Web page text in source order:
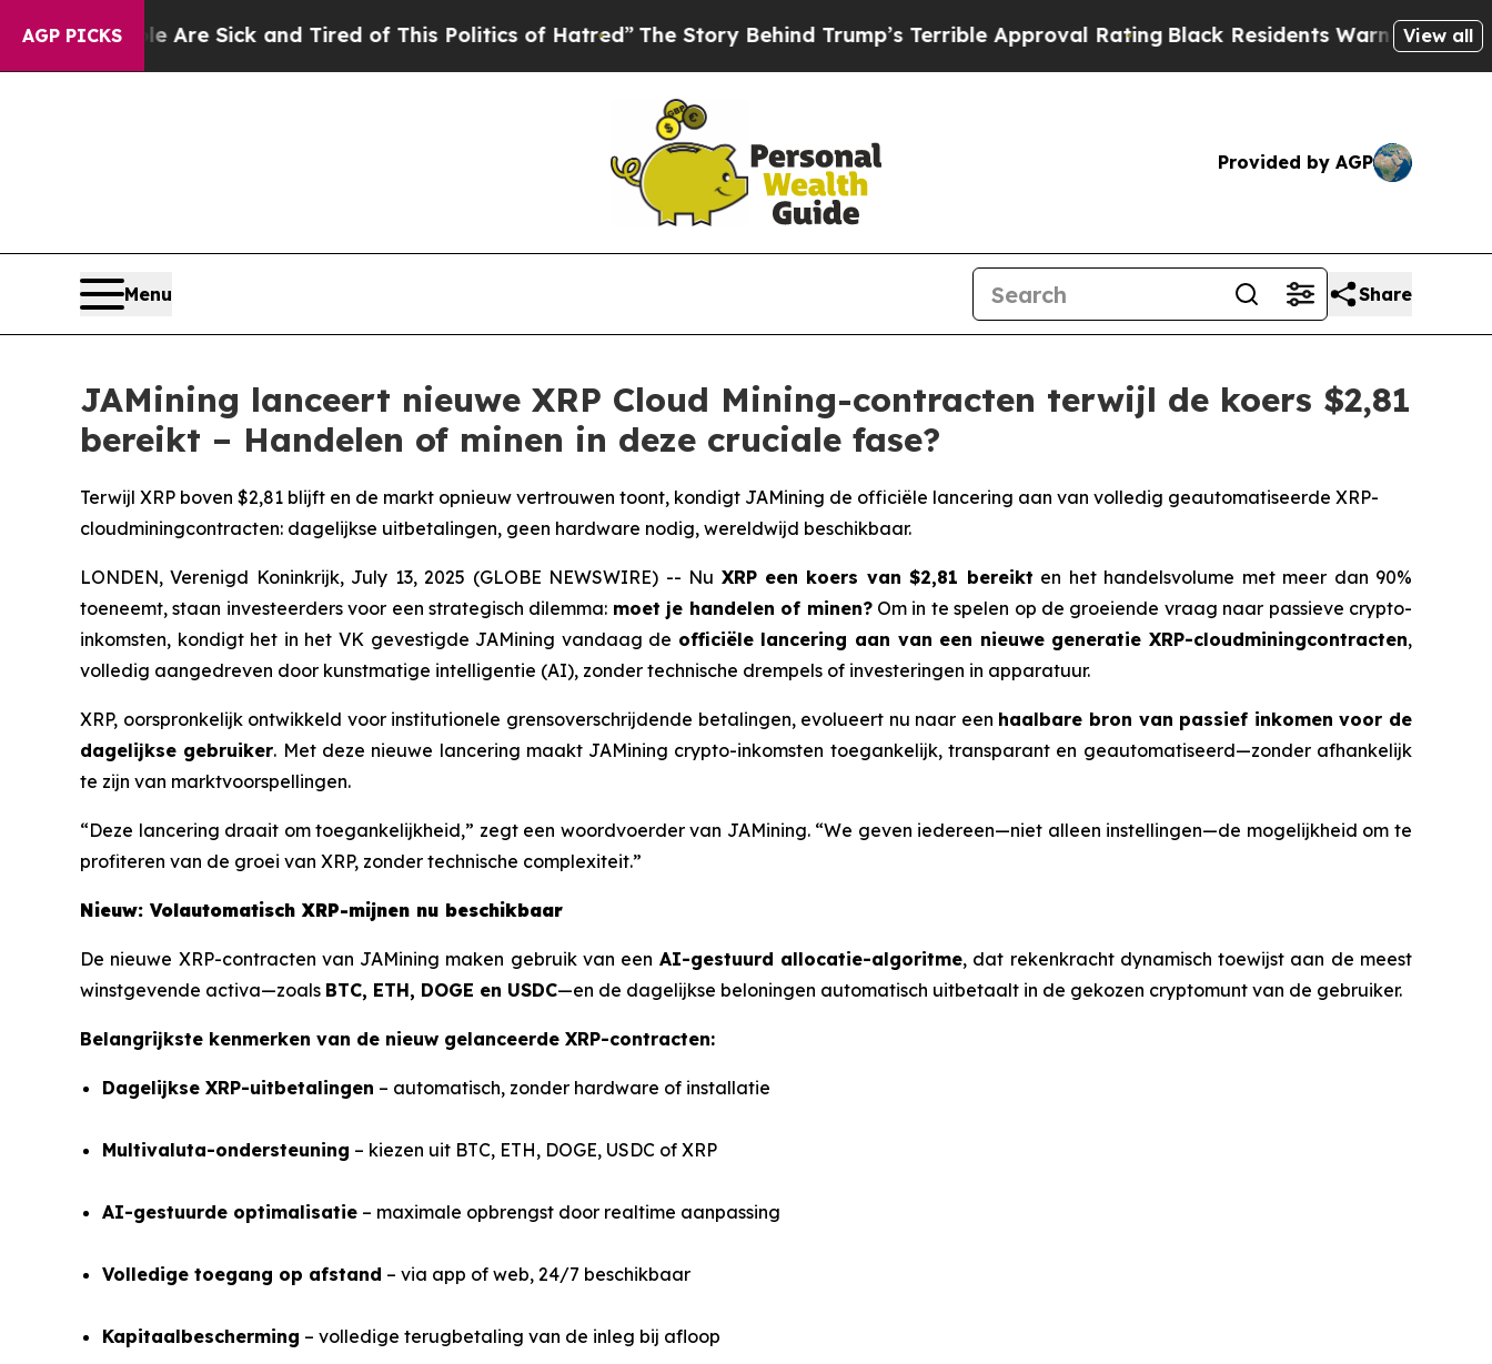
AGP PICKSAre Sick and Tired of This Politics of Hatred”The Story Behind Trump’s Terrible Approval RatingBlack Residents Warned of AbusiveView all
Provided by AGP
Menu Share
JAMining lanceert nieuwe XRP Cloud Mining-contracten terwijl de koers $2,81
bereikt – Handelen of minen in deze cruciale fase?
Terwijl XRP boven $2,81 blijft en de markt opnieuw vertrouwen toont, kondigt JAMining de officiële lancering aan van volledig geautomatiseerde XRP-
cloudminingcontracten: dagelijkse uitbetalingen, geen hardware nodig, wereldwijd beschikbaar.
LONDEN, Verenigd Koninkrijk, July 13, 2025 (GLOBE NEWSWIRE) -- Nu XRP een koers van $2,81 bereikt en het handelsvolume met meer dan 90%
toeneemt, staan investeerders voor een strategisch dilemma: moet je handelen of minen?Om in te spelen op de groeiende vraag naar passieve crypto-
inkomsten, kondigt het in het VK gevestigde JAMining vandaag de officiële lancering aan van een nieuwe generatie XRP-cloudminingcontracten,
volledig aangedreven door kunstmatige intelligentie (AI), zonder technische drempels of investeringen in apparatuur.
XRP, oorspronkelijk ontwikkeld voor institutionele grensoverschrijdende betalingen, evolueert nu naar een haalbare bron van passief inkomen voor de
dagelijkse gebruiker. Met deze nieuwe lancering maakt JAMining crypto-inkomsten toegankelijk, transparant en geautomatiseerd—zonder afhankelijk
te zijn van marktvoorspellingen.
“Deze lancering draait om toegankelijkheid,” zegt een woordvoerder van JAMining. “We geven iedereen—niet alleen instellingen—de mogelijkheid om te
profiteren van de groei van XRP, zonder technische complexiteit.”
Nieuw: Volautomatisch XRP-mijnen nu beschikbaar
De nieuwe XRP-contracten van JAMining maken gebruik van een AI-gestuurd allocatie-algoritme, dat rekenkracht dynamisch toewijst aan de meest
winstgevende activa—zoals BTC, ETH, DOGE en USDC—en de dagelijkse beloningen automatisch uitbetaalt in de gekozen cryptomunt van de gebruiker.
Belangrijkste kenmerken van de nieuw gelanceerde XRP-contracten:
Dagelijkse XRP-uitbetalingen – automatisch, zonder hardware of installatie
Multivaluta-ondersteuning – kiezen uit BTC, ETH, DOGE, USDC of XRP
AI-gestuurde optimalisatie – maximale opbrengst door realtime aanpassing
Volledige toegang op afstand – via app of web, 24/7 beschikbaar
Kapitaalbescherming – volledige terugbetaling van de inleg bij afloop